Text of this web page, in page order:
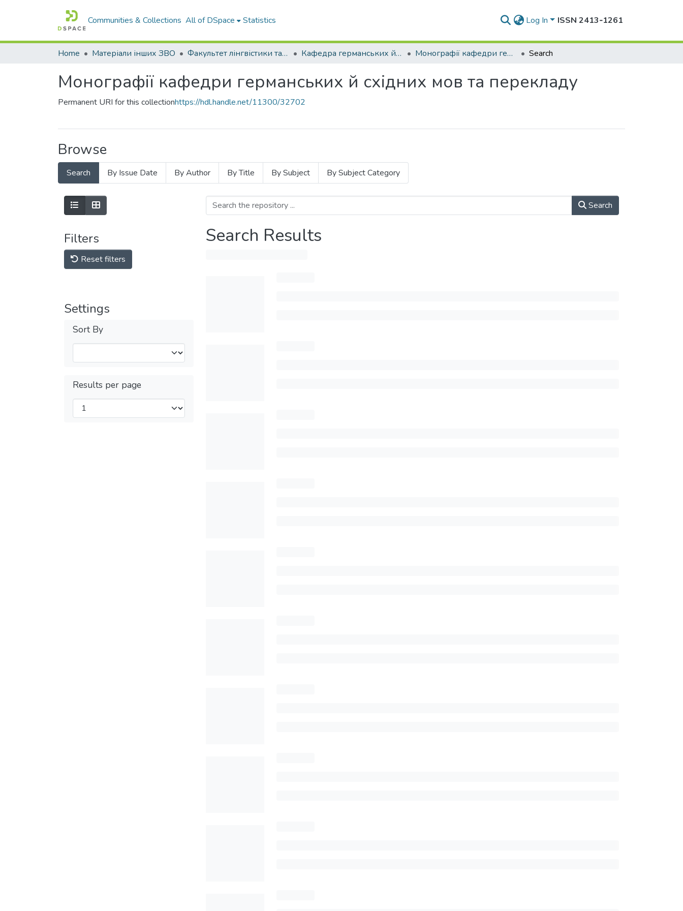
Communities & Collections All of DSpace Statistics Log In ISSN 2413‑1261
Home Матеріали інших ЗВО Факультет лінгвістики та перекладу Міжнародного університету Кафедра германських й східних мов та перекладу Монографії кафедри германських й східних мов та перекладу Search
Монографії кафедри германських й східних мов та перекладу
Permanent URI for this collectionhttps://hdl.handle.net/11300/32702
Browse
Search By Issue Date By Author By Title By Subject By Subject Category
Filters
Reset filters
Settings
Sort By
Results per page
Search
Search Results